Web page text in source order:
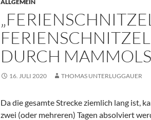
ALLGEMEIN
DURCH
16. JULI 2020 THOMAS UNTERLUGGAUER
Da die gesamte Strecke ziemlich lang ist,
zwei (oder mehreren) Tagen absolviert